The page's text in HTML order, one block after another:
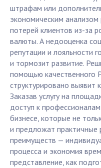
штрафам или
экономическим
потерей клиентов из-за
валюты. А недооценка
репутации и лояльности
и тормозит развитие.
помощью качественного
структурировано
Заказав услугу на
доступ к
бизнесе, которые не
и предложат практичные
преимуществ —
процесса и экономия
представление, как